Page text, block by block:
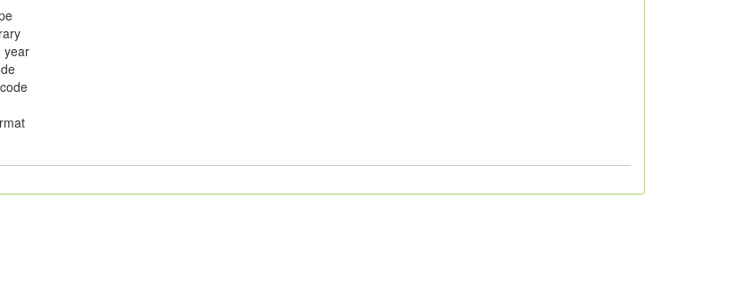
year